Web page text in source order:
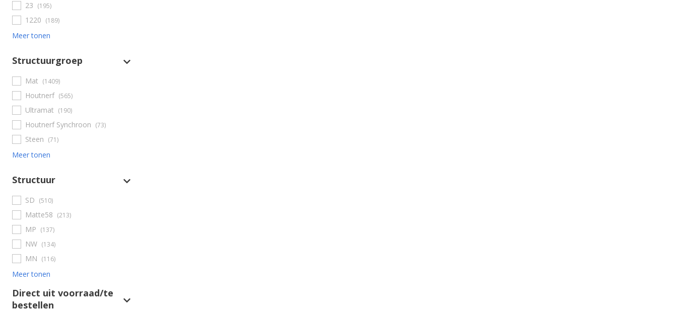
23 (195)
1220 (189)
Meer tonen
Structuurgroep
Mat (1409)
Houtnerf (565)
Ultramat (190)
Houtnerf Synchroon (73)
Steen (71)
Meer tonen
Structuur
SD (510)
Matte58 (213)
MP (137)
NW (134)
MN (116)
Meer tonen
Direct uit voorraad/te
bestellen